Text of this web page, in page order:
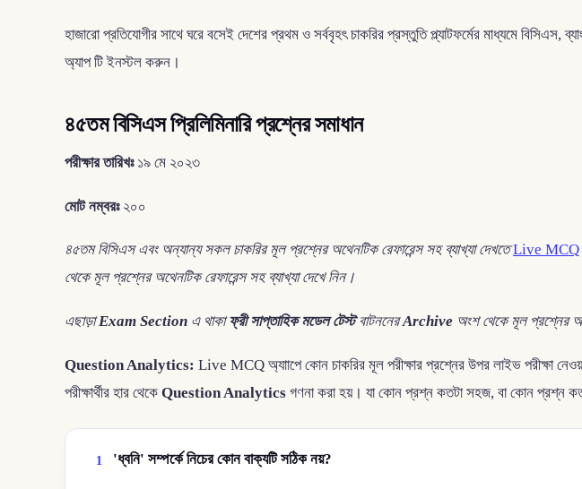
হাজারো প্রতিযোগীর সাথে ঘরে বসেই দেশের প্রথম ও সর্ববৃহৎ চাকরির প্রস্তুতি প্ল্যাটফর্মের মাধ্যমে
অ্যাপ টি ইনস্টল করুন।
৪৫তম বিসিএস প্রিলিমিনারি প্রশ্নের সমাধান
পরীক্ষার তারিখঃ১৯ মে ২০২৩
মোট নম্বরঃ২০০
৪৫তম বিসিএস এবং অন্যান্য সকল চাকরির মূল প্রশ্নের অথেনটিক রেফারেন্স সহ ব্যাখ্যা দেখতেLive MCQ
থেকে মূল প্রশ্নের অথেনটিক রেফারেন্স সহ ব্যাখ্যা দেখে নিন।
এছাড়াExam Section এ থাকাফ্রী সাপ্তাহিক মডেল টেস্টবাটননেরArchive অংশ থেকে মূল প্রশ্নের
Question Analytics: Live MCQ অ্যাাপে কোন চাকরির মূল পরীক্ষার প্রশ্নের উপর লাইভ পরীক্ষা
পরীক্ষার্থীর হার থেকে Question Analytics গণনা করা হয়। যা কোন প্রশ্ন কতটা সহজ, বা কোন প্রশ্ন
1 'ধ্বনি' সম্পর্কে নিচের কোন বাক্যটি সঠিক নয়?